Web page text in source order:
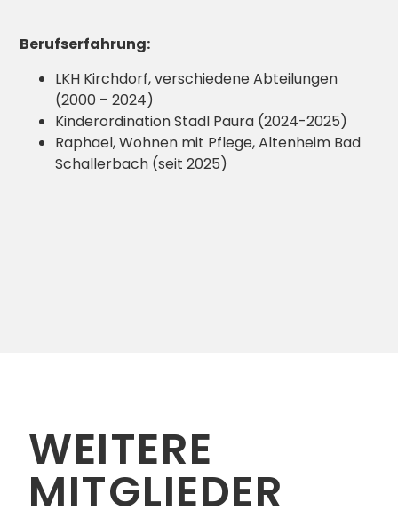
Berufserfahrung:
LKH Kirchdorf, verschiedene Abteilungen
(2000 – 2024)
Kinderordination Stadl Paura (2024-2025)
Raphael, Wohnen mit Pflege, Altenheim Bad
Schallerbach (seit 2025)
WEITERE
MITGLIEDER